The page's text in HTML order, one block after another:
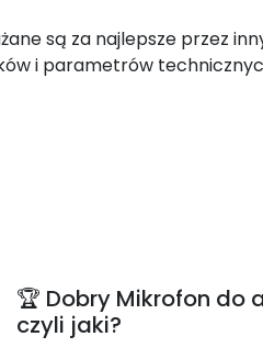
są za najlepsze przez
i parametrów
🏆 Dobry Mikrofon do
czyli jaki?